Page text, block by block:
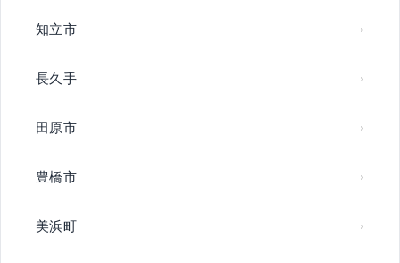
知立市
長久手
田原市
豊橋市
美浜町